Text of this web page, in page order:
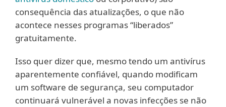
consequência das atualizações, o que não
acontece nesses programas “liberados”
gratuitamente.
Isso quer dizer que, mesmo tendo um antivírus
aparentemente confiável, quando modificam
um software de segurança, seu computador
continuará vulnerável a novas infecções se não